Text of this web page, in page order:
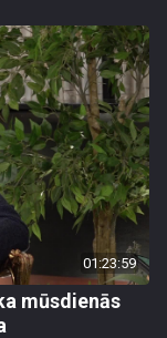
01:23:59
mūsdienās